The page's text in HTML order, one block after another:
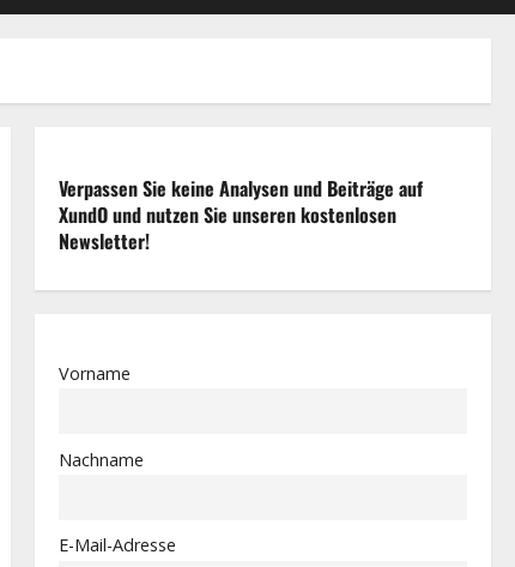
Verpassen Sie keine Analysen und Beiträge auf
XundO und nutzen Sie unseren kostenlosen
Newsletter!
Vorname
Nachname
E-Mail-Adresse